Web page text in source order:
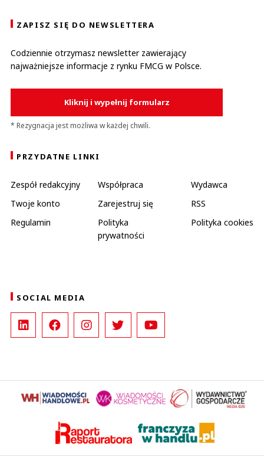
ZAPISZ SIĘ DO NEWSLETTERA
Codziennie otrzymasz newsletter zawierający
najważniejsze informacje z rynku FMCG w Polsce.
Kliknij i wypełnij formularz
* Rezygnacja jest możliwa w każdej chwili.
PRZYDATNE LINKI
Zespół redakcyjny Współpraca
Wydawca
Twoje konto
Zarejestruj się
RSS
Regulamin
Polityka
prywatności
Polityka cookies
SOCIAL MEDIA